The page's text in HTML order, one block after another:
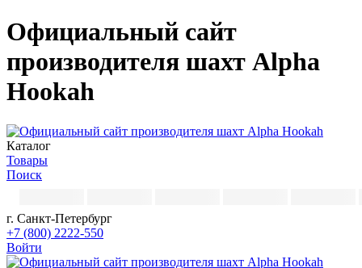
Официальный сайт
производителя шахт Alpha
Hookah
Каталог
Товары
Поиск
г. Санкт-Петербург
+7 (800) 2222-550
Войти